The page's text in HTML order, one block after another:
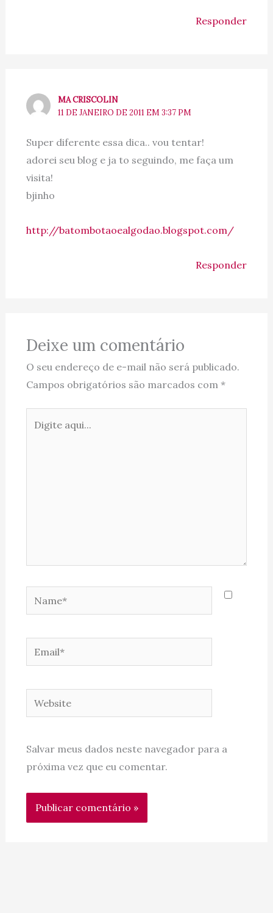
Responder
MA CRISCOLIN
11 DE JANEIRO DE 2011 EM 3:37 PM
Super diferente essa dica.. vou tentar!
adorei seu blog e ja to seguindo, me faça um
visita!
bjinho
http://batombotaoealgodao.blogspot.com/
Responder
Deixe um comentário
O seu endereço de e-mail não será publicado.
Campos obrigatórios são marcados com *
aqui...
Name*
Email*
Website
Salvar meus dados neste navegador para a
próxima vez que eu comentar.